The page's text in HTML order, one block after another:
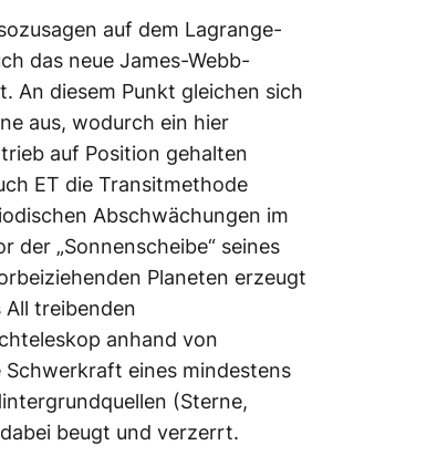
auf dem Lagrange-
das neue James-Webb-
An diesem Punkt gleichen sich
aus, wodurch ein hier
auf Position gehalten
ET die Transitmethode
Abschwächungen im
der „Sonnenscheibe“ seines
Planeten erzeugt
treibenden
anhand von
eines mindestens
(Sterne,
beugt und verzerrt.